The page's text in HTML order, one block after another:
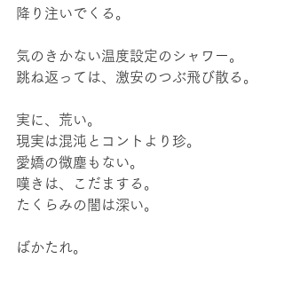
降り注いでくる。
気のきかない温度設定のシャワー。
跳ね返っては、激安のつぶ飛び散る。
実に、荒い。
現実は混沌とコントより珍。
愛嬌の微塵もない。
嘆きは、こだまする。
たくらみの闇は深い。
ばかたれ。